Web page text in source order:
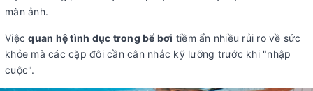
màn ảnh.
Việcquan hệ tình dục trong bể bơi tiềm ẩn nhiều rủi ro về sức
khỏe mà các cặp đôi cần cân nhắc kỹ lưỡng trước khi "nhập
cuộc".